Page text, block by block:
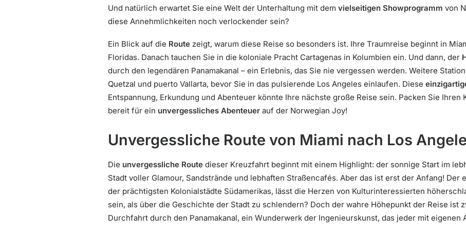
Und natürlich erwartet Sie eine Welt der Unterhaltung mit dem vielseitigen Showprogramm von
diese Annehmlichkeiten noch verlockender sein?
Ein Blick auf die Route zeigt, warum diese Reise so besonders ist. Ihre Traumreise beginnt in
Floridas. Danach tauchen Sie in die koloniale Pracht Cartagenas in Kolumbien ein. Und dann, der
durch den legendären Panamakanal – ein Erlebnis, das Sie nie vergessen werden. Weitere
Quetzal und puerto Vallarta, bevor Sie in das pulsierende Los Angeles einlaufen. Diese
Entspannung, Erkundung und Abenteuer könnte Ihre nächste große Reise sein. Packen Sie Ihren
bereit für ein unvergessliches Abenteuer auf der Norwegian Joy!
Unvergessliche Route von Miami nach Los
Die unvergessliche Route dieser Kreuzfahrt beginnt mit einem Highlight: der sonnige Start im
Stadt voller Glamour, Sandstrände und lebhaften Straßencafés. Aber das ist erst der Anfang! Der
der prächtigsten Kolonialstädte Südamerikas, lässt die Herzen von Kulturinteressierten
sein, als über die Geschichte der Stadt zu schlendern? Doch der wahre Höhepunkt der Reise ist
Durchfahrt durch den Panamakanal, ein Wunderwerk der Ingenieurskunst, das jeder mit eigenen